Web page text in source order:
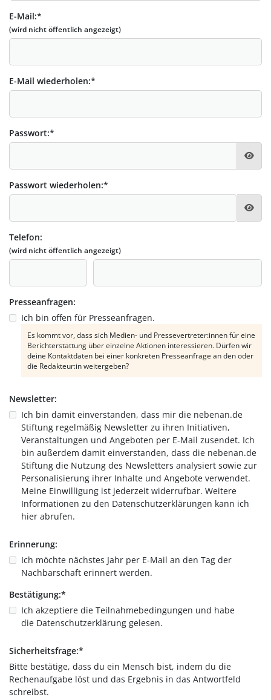
E-Mail:*
(wird nicht öffentlich angezeigt)
E-Mail wiederholen:*
Passwort:*
Passwort wiederholen:*
Telefon:
(wird nicht öffentlich angezeigt)
Presseanfragen:
Ich bin offen für Presseanfragen.
Es kommt vor, dass sich Medien- und Pressevertreter:innen für eine
Berichterstattung über einzelne Aktionen interessieren. Dürfen wir
deine Kontaktdaten bei einer konkreten Presseanfrage an den oder
die Redakteur:in weitergeben?
Newsletter:
Ich bin damit einverstanden, dass mir die nebenan.de
Stiftung regelmäßig Newsletter zu ihren Initiativen,
Veranstaltungen und Angeboten per E-Mail zusendet. Ich
bin außerdem damit einverstanden, dass die nebenan.de
Stiftung die Nutzung des Newsletters analysiert sowie zur
Personalisierung ihrer Inhalte und Angebote verwendet.
Meine Einwilligung ist jederzeit widerrufbar. Weitere
Informationen zu den Datenschutzerklärungen kann ich
hier abrufen.
Erinnerung:
Ich möchte nächstes Jahr per E-Mail an den Tag der
Nachbarschaft erinnert werden.
Bestätigung:*
Ich akzeptiere die Teilnahmebedingungen und habe
die Datenschutzerklärung gelesen.
Sicherheitsfrage:*
Bitte bestätige, dass du ein Mensch bist, indem du die
Rechenaufgabe löst und das Ergebnis in das Antwortfeld
schreibst.